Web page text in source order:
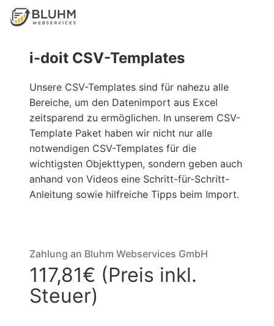
i-doit CSV-Templates
Unsere CSV-Templates sind für nahezu alle
Bereiche, um den Datenimport aus Excel
zeitsparend zu ermöglichen. In unserem CSV-
Template Paket haben wir nicht nur alle
notwendigen CSV-Templates für die
wichtigsten Objekttypen, sondern geben auch
anhand von Videos eine Schritt-für-Schritt-
Anleitung sowie hilfreiche Tipps beim Import.
Zahlung an Bluhm Webservices GmbH
117,81€ (Preis inkl.
Steuer)